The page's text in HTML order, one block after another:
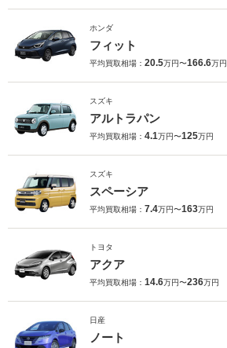
ホンダ
フィット
平均買取相場： 20.5万円〜166.6万円
スズキ
アルトラパン
平均買取相場： 4.1万円〜125万円
スズキ
スペーシア
平均買取相場： 7.4万円〜163万円
トヨタ
アクア
平均買取相場： 14.6万円〜236万円
日産
ノート